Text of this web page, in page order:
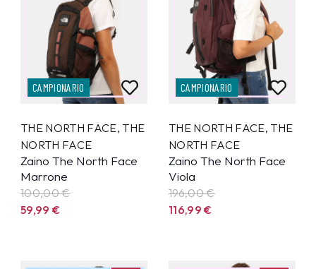
CAMPIONARIO
THE NORTH FACE, THE
NORTH FACE
Zaino The North Face
Marrone
100,00 €
59,99€
CAMPIONARIO
THE NORTH FACE, THE
NORTH FACE
Zaino The North Face
Viola
196,00 €
116,99€